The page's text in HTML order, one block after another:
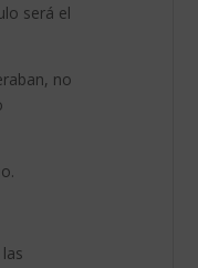
será el
no